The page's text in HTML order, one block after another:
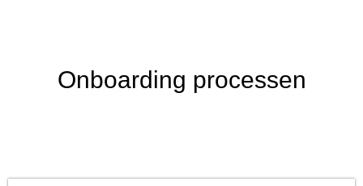
Onboarding processen